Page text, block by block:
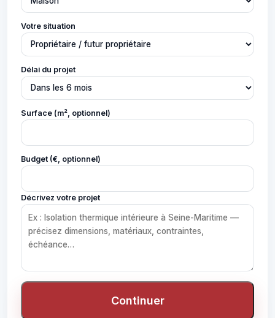
Votre situation
Délai du projet
Surface (m², optionnel)
Budget (€, optionnel)
Décrivez votre projet
Continuer